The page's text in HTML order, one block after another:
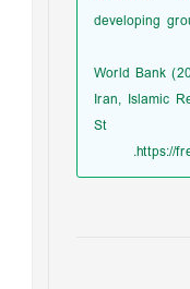
developing
World Bank
Iran, Islamic
St
https://